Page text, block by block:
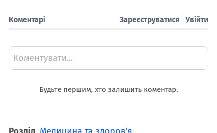
Коментарі Увійти
Зареєструватися
Коментувати...
Будьте першим, хто залишить коментар.